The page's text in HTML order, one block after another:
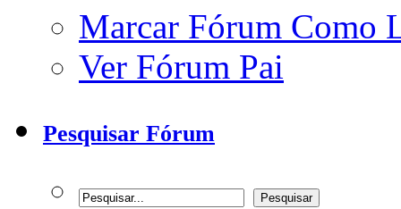
Marcar Fórum Como
Ver Fórum Pai
Pesquisar Fórum